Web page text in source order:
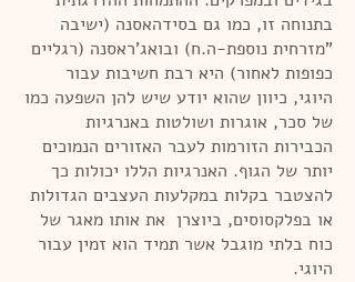
בתנוחה זו, כמו גם בסידהאסנה (ישיבה
"מזרחית נוספת-ה.ח) ובואג'ראסנה (רגליים
כפופות לאחור) היא רבת חשיבות עבור
היוגי, כיוון שהוא יודע שיש להן השפעה כמו
של סכר, אוגרות ושולטות באנרגיות
הכבירות הזורמות לעבר האזורים הנמוכים
יותר של הגוף. האנרגיות הללו יכולות כך
להצטבר בקלות במקלעות העצבים הגדולות
או בפלקסוסים, ביוצרן את אותו מאגר של
כוח בלתי מוגבל אשר תמיד הוא זמין עבור
היוגי.